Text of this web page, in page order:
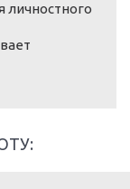
личностного